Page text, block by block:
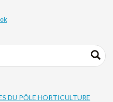
DU PÔLE HORTICULTURE